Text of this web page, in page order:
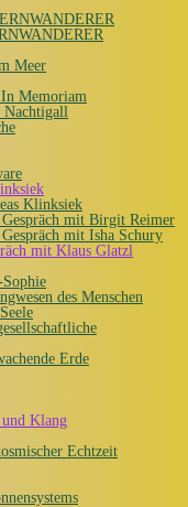
Meer
Memoriam
Nachtigall
Klinksiek
mit Birgit Reimer
mit Isha Schury
mit Klaus Glatzl
des Menschen
Erde
und Klang
Echtzeit